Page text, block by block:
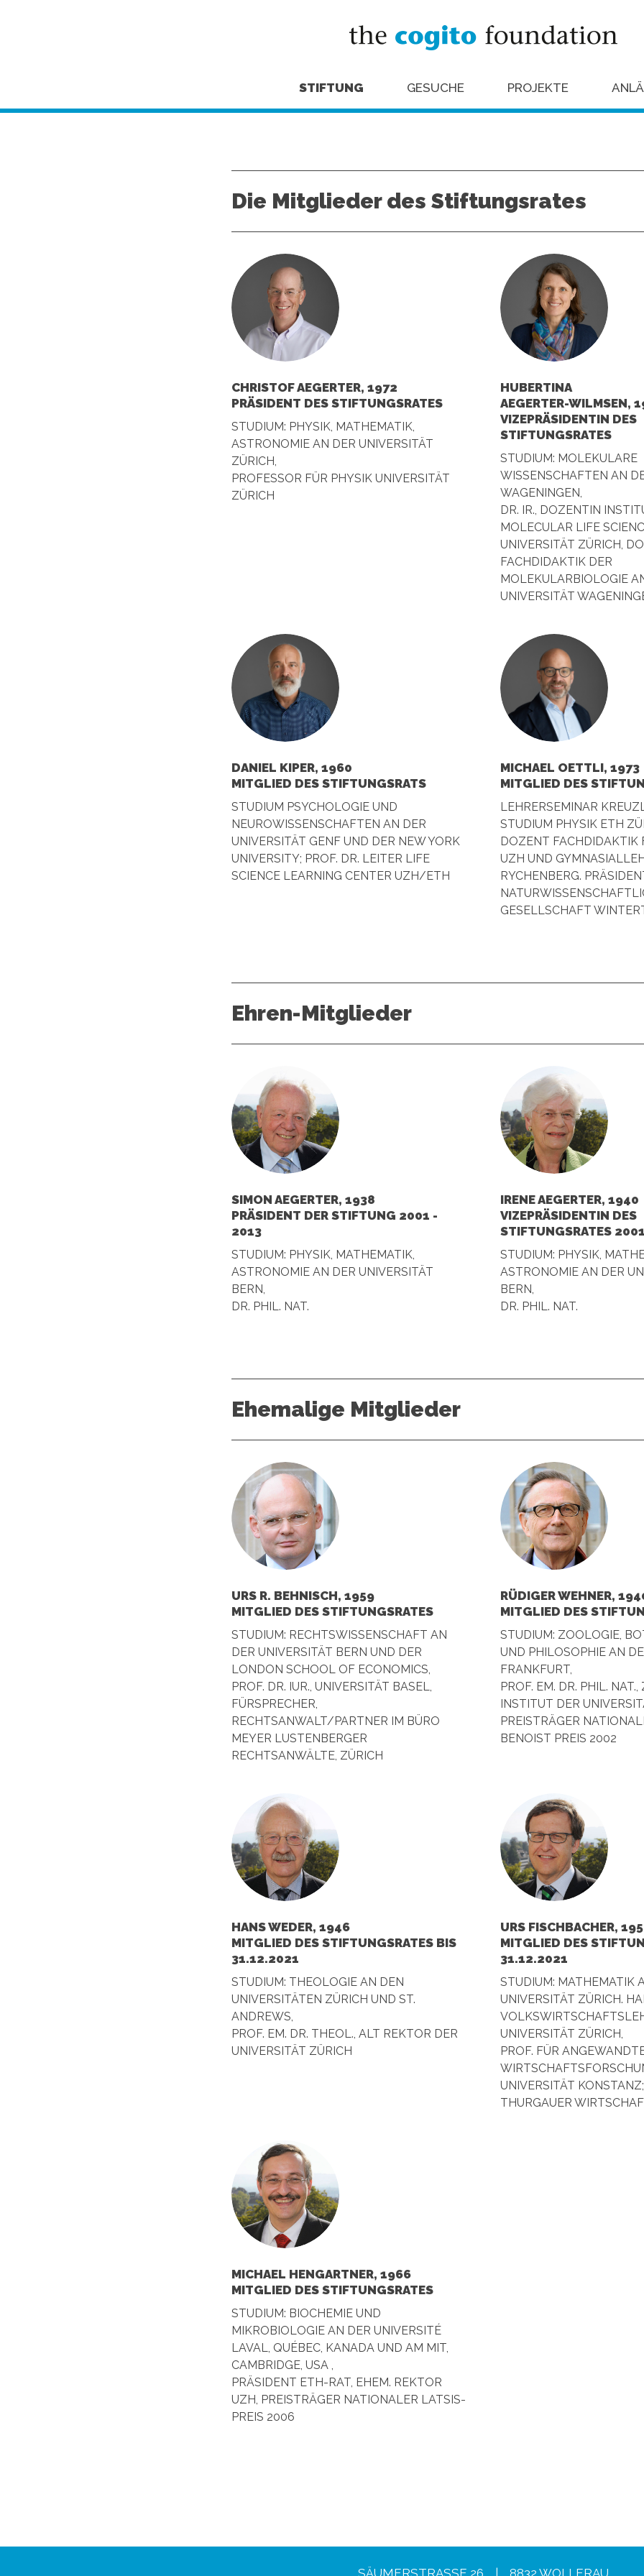
STIFTUNG GESUCHE PROJEKTE
Die Mitglieder des Stiftungsrates
CHRISTOF AEGERTER, 1972
PRÄSIDENT DES STIFTUNGSRATES
STUDIUM: PHYSIK, MATHEMATIK,
ASTRONOMIE AN DER UNIVERSITÄT
ZÜRICH,
PROFESSOR FÜR PHYSIK UNIVERSITÄT
ZÜRICH
HUBERTINA
AEGERTER-WILMSEN,
VIZEPRÄSIDENTIN DES
STIFTUNGSRATES
STUDIUM: MOLEKULARE
WISSENSCHAFTEN AN
WAGENINGEN,
DR. IR., DOZENTIN
MOLECULAR LIFE
UNIVERSITÄT ZÜRICH,
FACHDIDAKTIK DER
MOLEKULARBIOLOGIE
UNIVERSITÄT
DANIEL KIPER, 1960
MITGLIED DES STIFTUNGSRATS
STUDIUM PSYCHOLOGIE UND
NEUROWISSENSCHAFTEN AN DER
UNIVERSITÄT GENF UND DER NEW YORK
UNIVERSITY; PROF. DR. LEITER LIFE
SCIENCE LEARNING CENTER UZH/ETH
MICHAEL OETTLI, 1973
MITGLIED DES
LEHRERSEMINAR
STUDIUM PHYSIK ETH
DOZENT FACHDIDAKTIK
UZH UND
RYCHENBERG.
GESELLSCHAFT
Ehren-Mitglieder
SIMON AEGERTER, 1938
PRÄSIDENT DER STIFTUNG 2001 -
2013
STUDIUM: PHYSIK, MATHEMATIK,
ASTRONOMIE AN DER UNIVERSITÄT
BERN,
DR. PHIL. NAT.
IRENE AEGERTER, 1940
VIZEPRÄSIDENTIN DES
STIFTUNGSRATES
STUDIUM: PHYSIK,
ASTRONOMIE AN DER
BERN,
DR. PHIL. NAT.
Ehemalige Mitglieder
URS R. BEHNISCH, 1959
MITGLIED DES STIFTUNGSRATES
STUDIUM: RECHTSWISSENSCHAFT AN
DER UNIVERSITÄT BERN UND DER
LONDON SCHOOL OF ECONOMICS,
PROF. DR. IUR., UNIVERSITÄT BASEL,
FÜRSPRECHER,
RECHTSANWALT/PARTNER IM BÜRO
MEYER LUSTENBERGER
RECHTSANWÄLTE, ZÜRICH
RÜDIGER WEHNER,
MITGLIED DES
STUDIUM: ZOOLOGIE,
UND PHILOSOPHIE AN
FRANKFURT,
PROF. EM. DR. PHIL.
INSTITUT DER
PREISTRÄGER
BENOIST PREIS 2002
HANS WEDER, 1946
MITGLIED DES STIFTUNGSRATES BIS
31.12.2021
STUDIUM: THEOLOGIE AN DEN
UNIVERSITÄTEN ZÜRICH UND ST.
ANDREWS,
PROF. EM. DR. THEOL., ALT REKTOR DER
UNIVERSITÄT ZÜRICH
URS FISCHBACHER,
MITGLIED DES
31.12.2021
STUDIUM: MATHEMATIK
UNIVERSITÄT ZÜRICH.
UNIVERSITÄT ZÜRICH,
PROF. FÜR
UNIVERSITÄT
THURGAUER
MICHAEL HENGARTNER, 1966
MITGLIED DES STIFTUNGSRATES
STUDIUM: BIOCHEMIE UND
MIKROBIOLOGIE AN DER UNIVERSITÉ
LAVAL, QUÉBEC, KANADA UND AM MIT,
CAMBRIDGE, USA ,
PRÄSIDENT ETH-RAT, EHEM. REKTOR
UZH, PREISTRÄGER NATIONALER LATSIS-
PREIS 2006
SÄUMERSTRASSE 26 | 8832 WOLLERAU